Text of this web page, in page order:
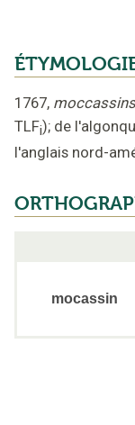
1767, moccassins
TLFi); de
l'anglais nord-
mocassin